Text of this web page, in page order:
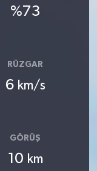
%73
RÜZGAR
6 km/s
GÖRÜŞ
10 km